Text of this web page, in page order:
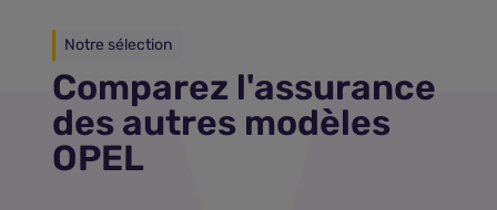
Notre sélection
Comparez l'assurance
des autres modèles
OPEL